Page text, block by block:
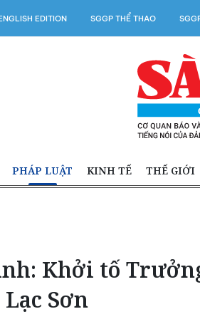
EDITION SGGP THỂ THAO
PHÁP LUẬT KINH TẾ THẾ GIỚI
Khởi tố
Sơn